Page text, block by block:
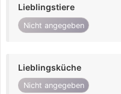
Lieblingstiere
Nicht angegeben
Lieblingsküche
Nicht angegeben